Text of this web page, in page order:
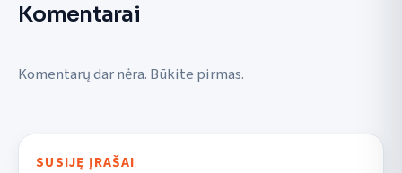
Komentarai
Komentarų dar nėra. Būkite pirmas.
SUSIJĘ ĮRAŠAI